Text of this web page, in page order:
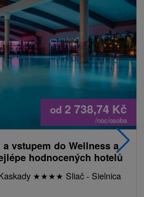
od 2 738,74 Kč
/noc/osoba
vstupem do Wellness a
hodnocených hotelů
★★★★ Sliač - Sielnica